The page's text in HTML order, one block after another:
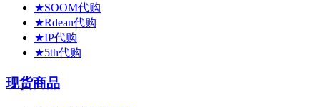
★SOOM代购
★Rdean代购
★IP代购
★5th代购
现货商品